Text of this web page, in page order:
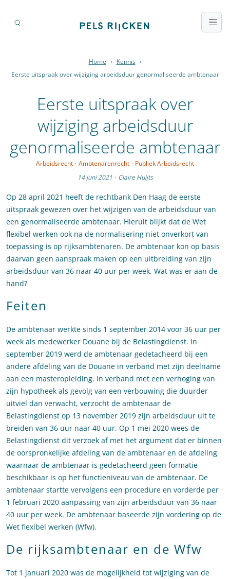
Home › Kennis ›
Eerste uitspraak over wijziging arbeidsduur genormaliseerde ambtenaar
Eerste uitspraak over
wijziging arbeidsduur
genormaliseerde ambtenaar
Arbeidsrecht · Ambtenarenrecht · Publiek Arbeidsrecht
14 juni 2021 · Claire Huijts
Op 28 april 2021 heeft de rechtbank Den Haag de eerste
uitspraak gewezen over het wijzigen van de arbeidsduur van
een genormaliseerde ambtenaar. Hieruit blijkt dat de Wet
flexibel werken ook na de normalisering niet onverkort van
toepassing is op rijksambtenaren. De ambtenaar kon op basis
daarvan geen aanspraak maken op een uitbreiding van zijn
arbeidsduur van 36 naar 40 uur per week. Wat was er aan de
hand?
Feiten
De ambtenaar werkte sinds 1 september 2014 voor 36 uur per
week als medewerker Douane bij de Belastingdienst. In
september 2019 werd de ambtenaar gedetacheerd bij een
andere afdeling van de Douane in verband met zijn deelname
aan een masteropleiding. In verband met een verhoging van
zijn hypotheek als gevolg van een verbouwing die duurder
uitviel dan verwacht, verzocht de ambtenaar de
Belastingdienst op 13 november 2019 zijn arbeidsduur uit te
breiden van 36 uur naar 40 uur. Op 1 mei 2020 wees de
Belastingdienst dit verzoek af met het argument dat er binnen
de oorspronkelijke afdeling van de ambtenaar en de afdeling
waarnaar de ambtenaar is gedetacheerd geen formatie
beschikbaar is op het functieniveau van de ambtenaar. De
ambtenaar startte vervolgens een procedure en vorderde per
1 februari 2020 aanpassing van zijn arbeidsduur van 36 naar
40 uur per week. De ambtenaar baseerde zijn vordering op de
Wet flexibel werken (Wfw).
De rijksambtenaar en de Wfw
Tot 1 januari 2020 was de mogelijkheid tot wijziging van de